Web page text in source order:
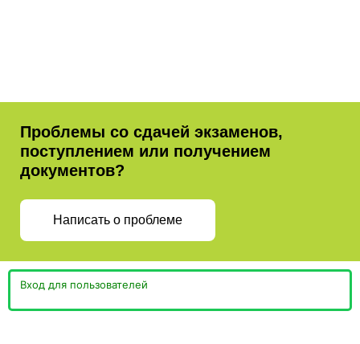
Проблемы со сдачей экзаменов,
поступлением или получением
документов?
Написать о проблеме
Вход для пользователей